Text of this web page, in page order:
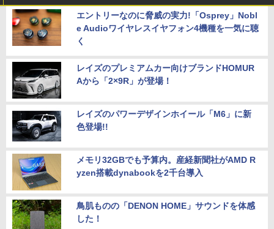
エントリーなのに脅威の実力!「Osprey」Nobl
e Audioワイヤレスイヤフォン4機種を一気に聴
く
レイズのプレミアムカー向けブランドHOMUR
Aから「2×9R」が登場！
レイズのパワーデザインホイール「M6」に新
色登場!!
メモリ32GBでも予算内。産経新聞社がAMD R
yzen搭載dynabookを2千台導入
鳥肌ものの「DENON HOME」サウンドを体感
した！